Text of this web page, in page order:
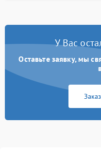
У Вас
Оставьте заявку, мы